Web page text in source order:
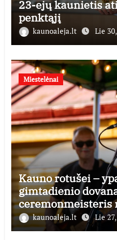
23-ejų kaunietis
penktąjį
kaunoaleja.lt Lie
Miestelėnai
Kauno rotušei –
gimtadienio
ceremonmeisteris
perduoda
istorijos kolekciją
kaunoaleja.lt Lie